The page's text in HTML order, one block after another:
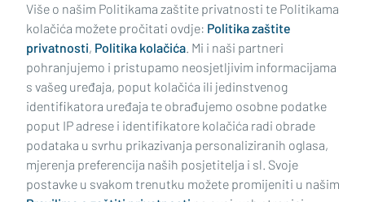
Impressum Uvjeti korištenja Politika privatnosti
Više o našim Politikama zaštite privatnosti te Politikama
kolačića možete pročitati ovdje: Politika zaštite
privatnosti, Politika kolačića. Mi i naši partneri
pohranjujemo i pristupamo neosjetljivim informacijama
s vašeg uređaja, poput kolačića ili jedinstvenog
identifikatora uređaja te obrađujemo osobne podatke
poput IP adrese i identifikatore kolačića radi obrade
podataka u svrhu prikazivanja personaliziranih oglasa,
mjerenja preferencija naših posjetitelja i sl. Svoje
postavke u svakom trenutku možete promijeniti u našim